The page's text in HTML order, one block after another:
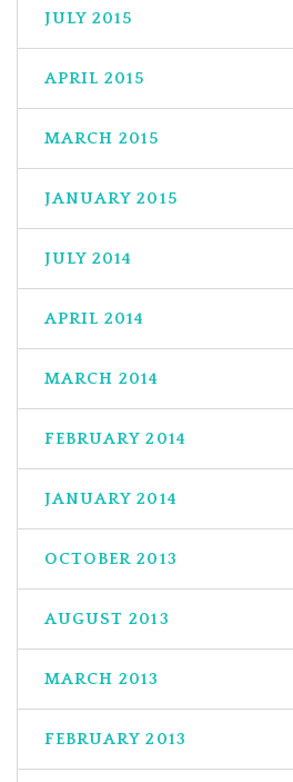
JULY 2015
APRIL 2015
MARCH 2015
JANUARY 2015
JULY 2014
APRIL 2014
MARCH 2014
FEBRUARY 2014
JANUARY 2014
OCTOBER 2013
AUGUST 2013
MARCH 2013
FEBRUARY 2013